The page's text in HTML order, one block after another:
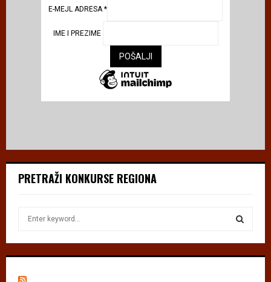
E-MEJL ADRESA *
IME I PREZIME
PRETRAŽI KONKURSE REGIONA
h
S